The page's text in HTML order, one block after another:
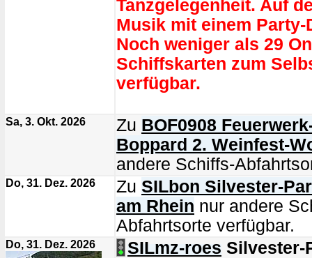
Tanzgelegenheit. Auf
Musik mit einem Party-
Noch weniger als 29
Schiffskarten zum
verfügbar.
Sa, 3. Okt. 2026 Zu BOF0908
Boppard 2. Weinfest-
andere Schiffs-
Do, 31. Dez. 2026 Zu SILbon Silvester-
am Rhein nur andere
Abfahrtsorte verfügbar.
Do, 31. Dez. 2026 SILmz-roes Silvester-